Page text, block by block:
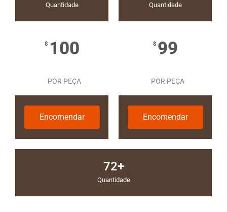
Quantidade
$ 100
POR PEÇA
Encomendar
Quantidade
$ 99
POR PEÇA
Encomendar
72+
Quantidade